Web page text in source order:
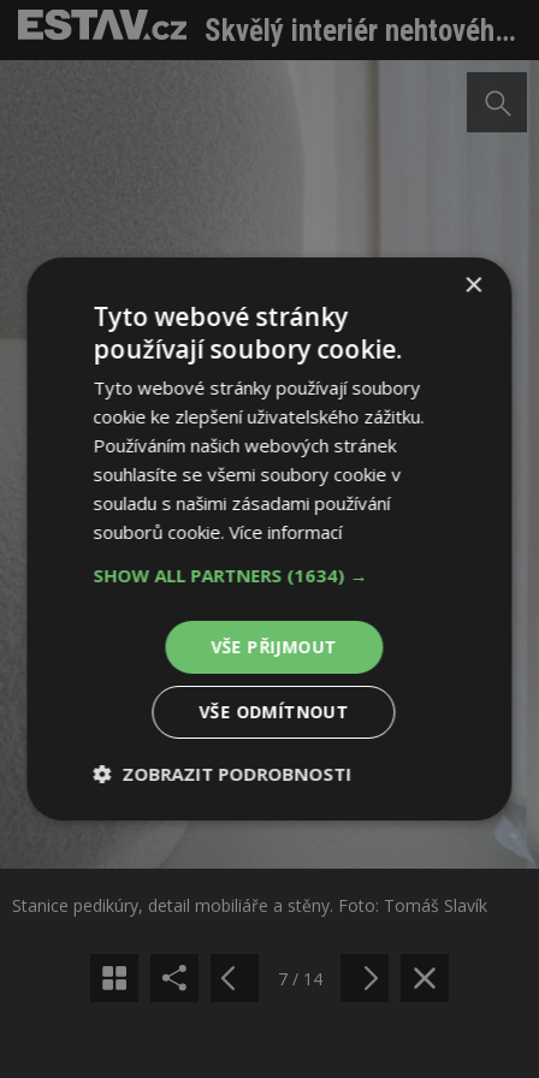
Skvělý interiér nehtového studia. Působí jako divadelní scéna
Stanice pedikúry, detail mobiliáře a stěny. Foto: Tomáš Slavík
Sdílet na Facebooku
Sdílet na Pinterestu
7 / 14
×
Tyto webové stránky
používají soubory cookie.
Tyto webové stránky používají soubory
cookie ke zlepšení uživatelského zážitku.
Používáním našich webových stránek
souhlasíte se všemi soubory cookie v
souladu s našimi zásadami používání
souborů cookie.Více informací
SHOW ALL PARTNERS (1634) →
VŠE PŘIJMOUT
VŠE ODMÍTNOUT
ZOBRAZIT PODROBNOSTI
Nezbytně
soubory
Výkonové
Soubory
soubory